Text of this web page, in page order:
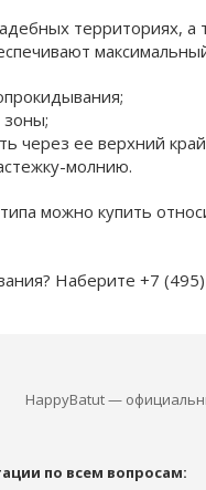
территориях, а
через ее верхний
молнию.
можно купить
Наберите +7
HappyBatut —
по всем вопросам: